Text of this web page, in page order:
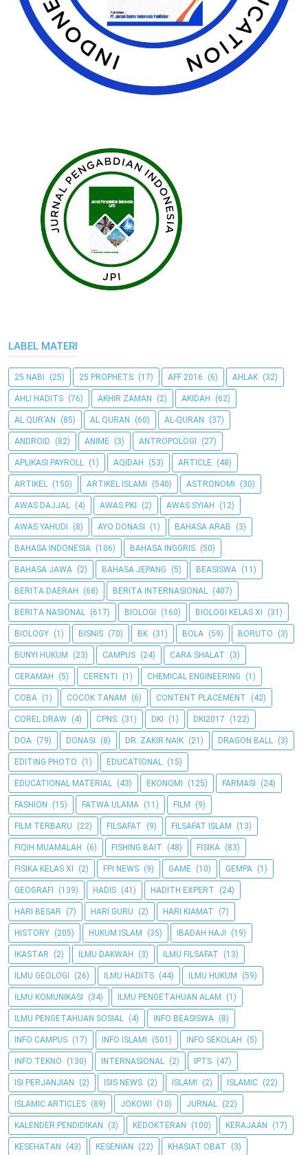
LABEL MATERI
25 NABI (25) 25 PROPHETS (17) AFF 2016 (6) AHLAK (32)
AHLI HADITS (76) AKHIR ZAMAN (2) AKIDAH (62)
AL QUR'AN (85) AL QURAN (60) AL-QURAN (37)
ANDROID (82) ANIME (3) ANTROPOLOGI (27)
APLIKASI PAYROLL (1) AQIDAH (53) ARTICLE (48)
ARTIKEL (150) ARTIKEL ISLAMI (540) ASTRONOMI (30)
AWAS DAJJAL (4) AWAS PKI (2) AWAS SYIAH (12)
AWAS YAHUDI (8) AYO DONASI (1) BAHASA ARAB (3)
BAHASA INDONESIA (106) BAHASA INGGRIS (50)
BAHASA JAWA (2) BAHASA JEPANG (5) BEASISWA (11)
BERITA DAERAH (68) BERITA INTERNASIONAL (407)
BERITA NASIONAL (617) BIOLOGI (160) BIOLOGI KELAS XI (31)
BIOLOGY (1) BISNIS (70) BK (31) BOLA (59) BORUTO (3)
BUNYI HUKUM (23) CAMPUS (24) CARA SHALAT (3)
CERAMAH (5) CERENTI (1) CHEMICAL ENGINEERING (1)
COBA (1) COCOK TANAM (6) CONTENT PLACEMENT (42)
COREL DRAW (4) CPNS (31) DKI (1) DKI2017 (122)
DOA (79) DONASI (8) DR. ZAKIR NAIK (21) DRAGON BALL (3)
EDITING PHOTO (1) EDUCATIONAL (15)
EDUCATIONAL MATERIAL (43) EKONOMI (125) FARMASI (24)
FASHION (15) FATWA ULAMA (11) FILM (9)
FILM TERBARU (22) FILSAFAT (9) FILSAFAT ISLAM (13)
FIQIH MUAMALAH (6) FISHING BAIT (48) FISIKA (83)
FISIKA KELAS XI (2) FPI NEWS (9) GAME (10) GEMPA (1)
GEOGRAFI (139) HADIS (41) HADITH EXPERT (24)
HARI BESAR (7) HARI GURU (2) HARI KIAMAT (7)
HISTORY (205) HUKUM ISLAM (35) IBADAH HAJI (19)
IKASTAR (2) ILMU DAKWAH (3) ILMU FILSAFAT (13)
ILMU GEOLOGI (26) ILMU HADITS (44) ILMU HUKUM (59)
ILMU KOMUNIKASI (34) ILMU PENGETAHUAN ALAM (1)
ILMU PENGETAHUAN SOSIAL (4) INFO BEASISWA (8)
INFO CAMPUS (17) INFO ISLAMI (501) INFO SEKOLAH (5)
INFO TEKNO (130) INTERNASIONAL (2) IPTS (47)
ISI PERJANJIAN (2) ISIS NEWS (2) ISLAMI (2) ISLAMIC (22)
ISLAMIC ARTICLES (89) JOKOWI (10) JURNAL (22)
KALENDER PENDIDIKAN (3) KEDOKTERAN (100) KERAJAAN (17)
KESEHATAN (43) KESENIAN (22) KHASIAT OBAT (3)